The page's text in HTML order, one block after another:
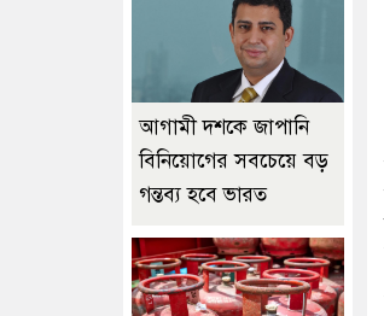
আগামী দশকে জাপানি
বিনিয়োগের সবচেয়ে বড়
গন্তব্য হবে ভারত